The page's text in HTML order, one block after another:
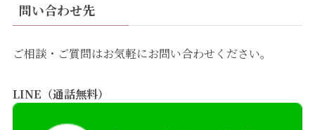
問い合わせ先
ご相談・ご質問はお気軽にお問い合わせください。
LINE（通話無料）